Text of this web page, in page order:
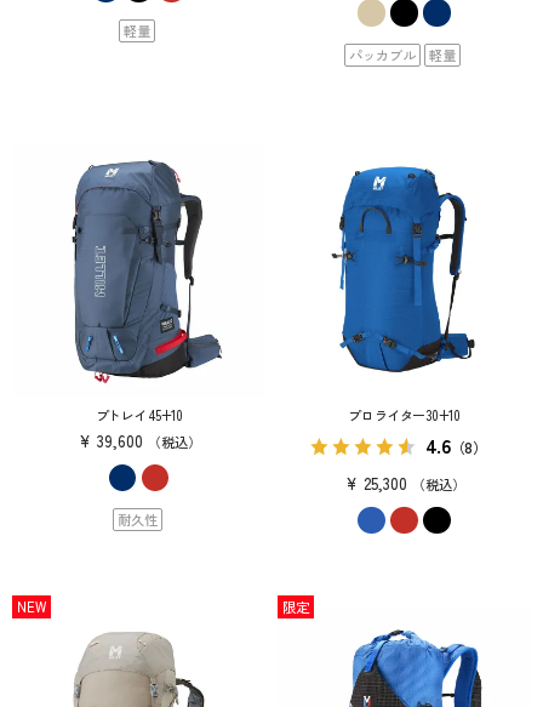
軽量
パッカブル 軽量
プトレイ 45+10
¥ 39,600 税込
耐久性
プロライター30+10
4.6（8）
¥ 25,300 税込
NEW 限定